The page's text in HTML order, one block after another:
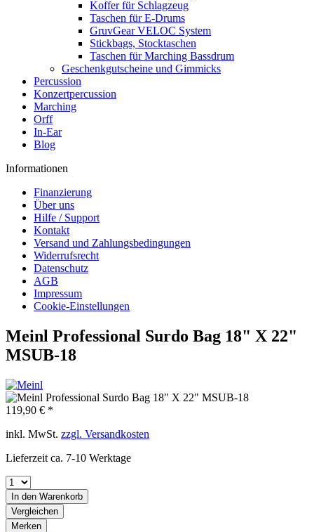
Koffer für Schlagzeug
Taschen für E-Drums
GruvGear VELOC System
Stickbags, Stocktaschen
Taschen für Marching Bassdrum
Geschenkgutscheine und Gimmicks
Percussion
Konzertpercussion
Marching
Orff
In-Ear
Blog
Informationen
Finanzierung
Über uns
Hilfe / Support
Kontakt
Versand und Zahlungsbedingungen
Widerrufsrecht
Datenschutz
AGB
Impressum
Cookie-Einstellungen
Meinl Professional Surdo Bag 18" X 22"
MSUB-18
119,90 € *
inkl. MwSt. zzgl. Versandkosten
Lieferzeit ca. 7-10 Werktage
In den Warenkorb
Vergleichen
Merken